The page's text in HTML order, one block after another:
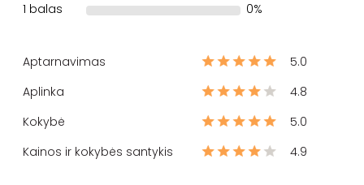
1 balas 0%
Aptarnavimas
5.0
Aplinka
4.8
Kokybė
5.0
Kainos ir kokybės santykis
4.9